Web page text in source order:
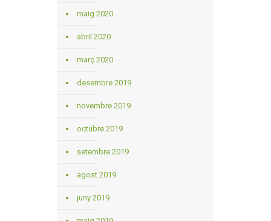
maig 2020
abril 2020
març 2020
desembre 2019
novembre 2019
octubre 2019
setembre 2019
agost 2019
juny 2019